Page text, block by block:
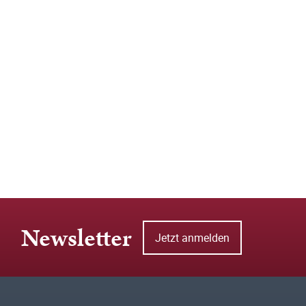
Newsletter Jetzt anmelden